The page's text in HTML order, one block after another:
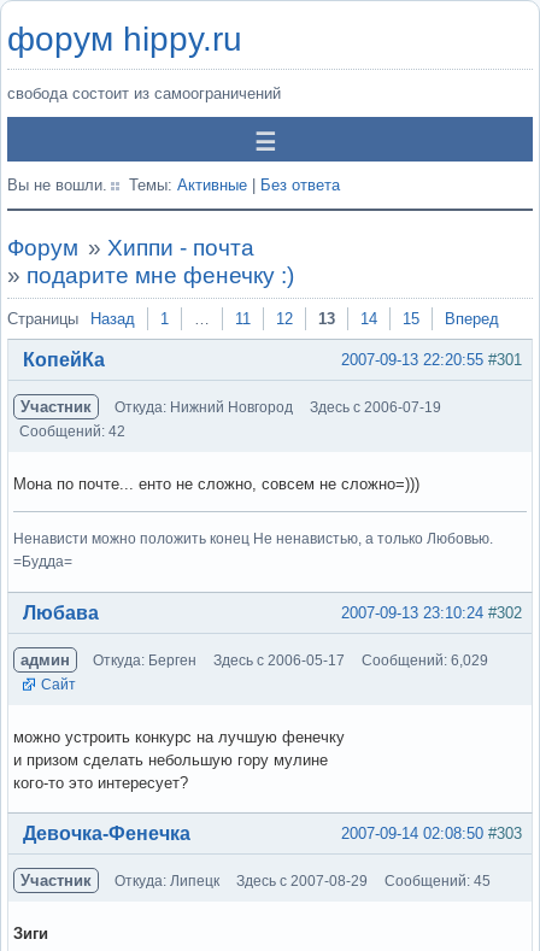
форум hippy.ru
свобода состоит из самоограничений
Вы не вошли. Темы: Активные Без ответа
Форум » Хиппи - почта
» подарите мне фенечку :)
Страницы Назад 1 … 11 12 13 14 15 Вперед
#301
2007-09-13 22:20:55
КопейКа
Участник Откуда: Нижний Новгород
Здесь с 2006-07-19
Сообщений: 42
Мона по почте... енто не сложно, совсем не сложно=)))
Ненависти можно положить конец Не ненавистью, а только Любовью.
=Будда=
Вне форума #302
2007-09-13 23:10:24
Любава
админ Откуда: Берген Здесь с 2006-05-17
Сообщений: 6,029
Сайт
можно устроить конкурс на лучшую фенечку
и призом сделать небольшую гору мулине
кого-то это интересует?
Вне форума #303
2007-09-14 02:08:50
Девочка-Фенечка
Участник Откуда: Липецк Здесь с 2007-08-29 Сообщений: 45
Зиги